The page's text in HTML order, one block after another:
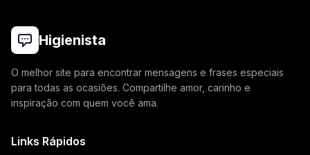
Higienista
O melhor site para encontrar mensagens e frases especiais
para todas as ocasiões. Compartilhe amor, carinho e
inspiração com quem você ama.
Links Rápidos